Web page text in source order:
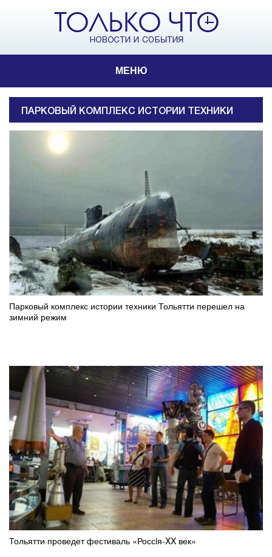
МЕНЮ
ПАРКОВЫЙ КОМПЛЕКС ИСТОРИИ ТЕХНИКИ
Парковый комплекс истории техники Тольятти перешел на
зимний режим
Тольятти проведет фестиваль «Россiя-XX век»